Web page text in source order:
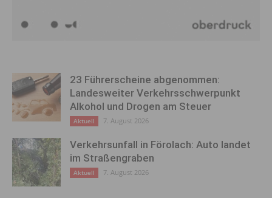
23 Führerscheine abgenommen:
Landesweiter Verkehrsschwerpunkt
Alkohol und Drogen am Steuer
Aktuell 7. August 2026
Verkehrsunfall in Förolach: Auto landet
im Straßengraben
Aktuell 7. August 2026